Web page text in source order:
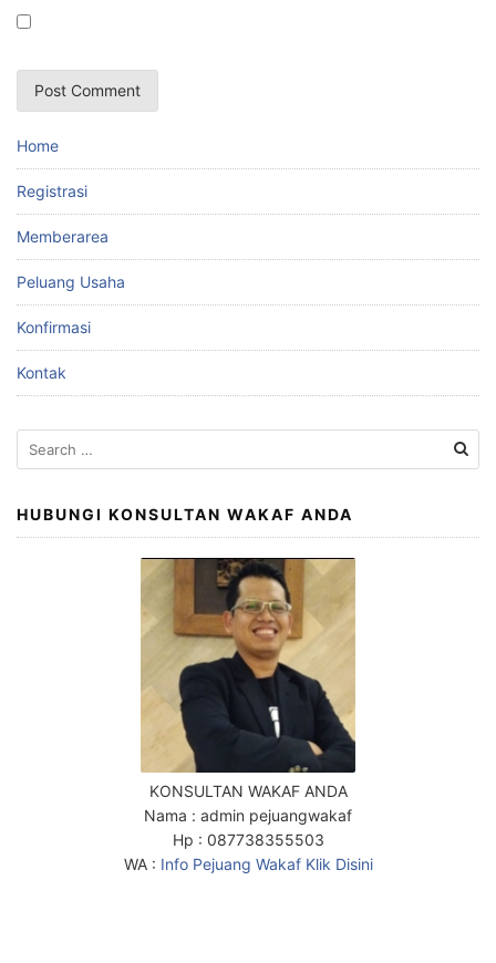
Home
Registrasi
Memberarea
Peluang Usaha
Konfirmasi
Kontak
e
r
c
HUBUNGI KONSULTAN WAKAF ANDA
KONSULTAN WAKAF ANDA
Nama : admin pejuangwakaf
Hp : 087738355503
WA : Info Pejuang Wakaf Klik Disini